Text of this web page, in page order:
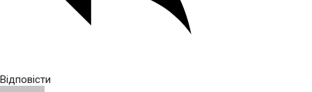
Відповісти